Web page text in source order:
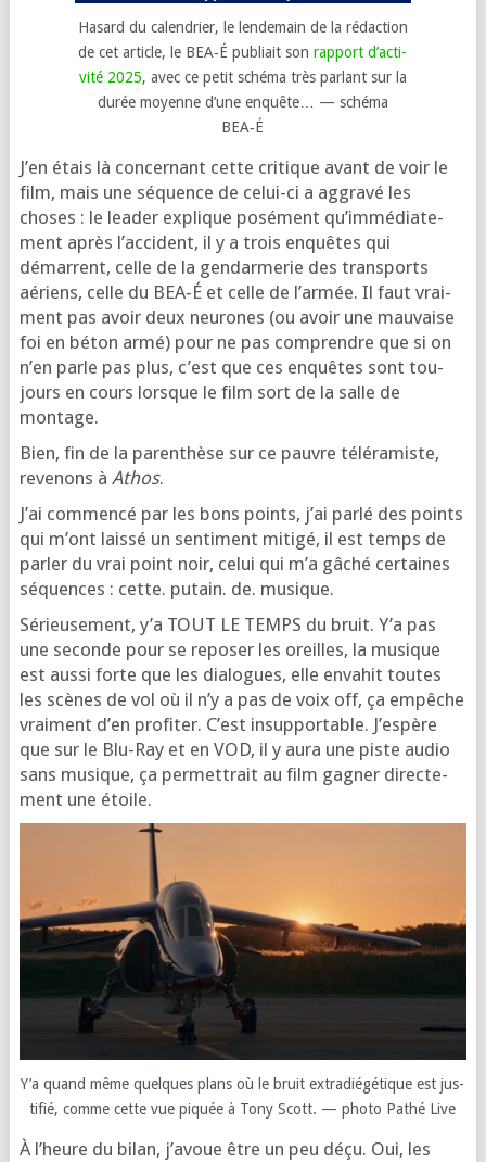
Hasard du calen­drier, le len­de­main de la rédac­tion
de cet article, le BEA‑É publiait sonrap­port d’ac­ti­
vi­té 2025, avec ce petit sché­ma très par­lant sur la
durée moyenne d’une enquête… — sché­ma
BEA‑É
J’en étais là concer­nant cette cri­tique avant de voir le
film, mais une séquence de celui-ci a aggra­vé les
choses : le lea­der explique posé­ment qu’im­mé­dia­te­
ment après l’ac­ci­dent, il y a trois enquêtes qui
démarrent, celle de la gen­dar­me­rie des trans­ports
aériens, celle du BEA‑É et celle de l’ar­mée. Il faut vrai­
ment pas avoir deux neu­rones (ou avoir une mau­vaise
foi en béton armé) pour ne pas com­prendre que si on
n’en parle pas plus, c’est que ces enquêtes sont tou­
jours en cours lorsque le film sort de la salle de
montage.
Bien, fin de la paren­thèse sur ce pauvre télé­ra­miste,
reve­nons à Athos.
J’ai com­men­cé par les bons points, j’ai par­lé des points
qui m’ont lais­sé un sen­ti­ment miti­gé, il est temps de
par­ler du vrai point noir, celui qui m’a gâché cer­taines
séquences : cette. putain. de. musique.
Sérieusement, y’a TOUT LE TEMPS du bruit. Y’a pas
une seconde pour se repo­ser les oreilles, la musique
est aus­si forte que les dia­logues, elle enva­hit toutes
les scènes de vol où il n’y a pas de voix off, ça empêche
vrai­ment d’en pro­fi­ter. C’est insup­por­table. J’espère
que sur le Blu-Ray et en VOD, il y aura une piste audio
sans musique, ça per­met­trait au film gagner direc­te­
ment une étoile.
Y’a quand même quelques plans où le bruit extra­dié­gé­tique est jus­
ti­fié, comme cette vue piquée à Tony Scott. — pho­to Pathé Live
À l’heure du bilan, j’a­voue être un peu déçu. Oui, les